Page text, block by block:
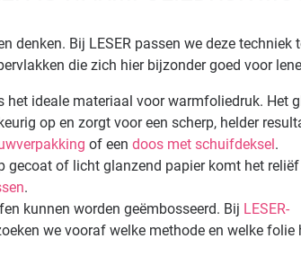
denken. Bij LESER passen we deze techniek
die zich hier bijzonder goed voor
het ideale materiaal voor warmfoliedruk. Het
op en zorgt voor een scherp, helder
of een doos met schuifdeksel.
gecoat of licht glanzend papier komt het
.
kunnen worden geëmbosseerd. Bij LESER-
we vooraf welke methode en welke folie